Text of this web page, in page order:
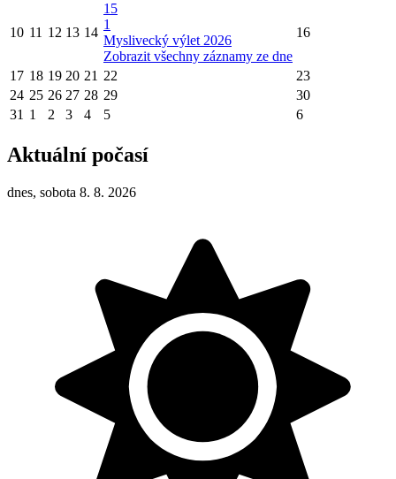
10 11 12 13 14
15
1
Myslivecký výlet 2026
Zobrazit všechny záznamy ze dne
16
17 18 19 20 21 22
23
24 25 26 27 28 29
30
31 1 2 3 4 5 6
Aktuální počasí
dnes, sobota 8. 8. 2026